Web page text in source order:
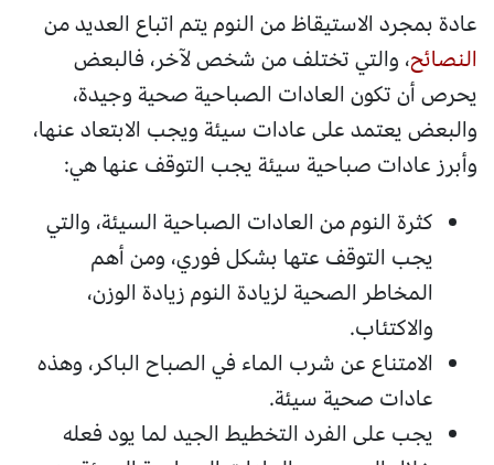
عادة بمجرد الاستيقاظ من النوم يتم اتباع العديد من
النصائح، والتي تختلف من شخص لآخر، فالبعض
يحرص أن تكون العادات الصباحية صحية وجيدة،
والبعض يعتمد على عادات سيئة ويجب الابتعاد عنها،
وأبرز عادات صباحية سيئة يجب التوقف عنها هي:
كثرة النوم من العادات الصباحية السيئة، والتي
يجب التوقف عتها بشكل فوري، ومن أهم
المخاطر الصحية لزيادة النوم زيادة الوزن،
والاكتئاب.
الامتناع عن شرب الماء في الصباح الباكر، وهذه
عادات صحية سيئة.
يجب على الفرد التخطيط الجيد لما يود فعله